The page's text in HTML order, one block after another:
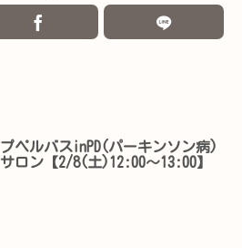
プペルバスinPD(パーキンソン病)
サロン【2/8(土)12:00～13:00】